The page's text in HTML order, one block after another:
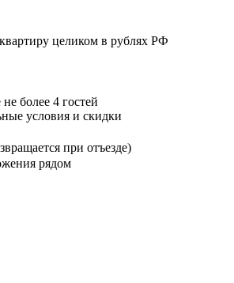
целиком в рублях РФ
более 4 гостей
условия и скидки
при отъезде)
рядом